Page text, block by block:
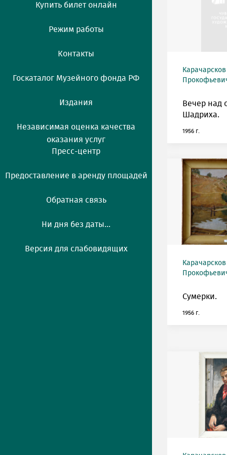
Купить билет онлайн
Режим работы
Контакты
Госкаталог Музейного фонда РФ
Издания
Независимая оценка качества
оказания услуг
Пресс-центр
Предоставление в аренду площадей
Обратная связь
Ни дня без даты...
Версия для слабовидящих
Вечер над
Шадриха.
1956 г.
Сумерки.
1956 г.